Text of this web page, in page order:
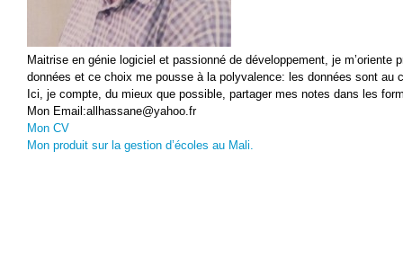
Maitrise en génie logiciel et passionné de développement, je m’oriente
données et ce choix me pousse à la polyvalence: les données sont au
Ici, je compte, du mieux que possible, partager mes notes dans les
Mon Email:allhassane@yahoo.fr
Mon CV
Mon produit sur la gestion d’écoles au Mali.